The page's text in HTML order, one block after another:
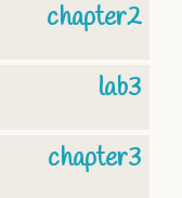
chapter2
lab3
chapter3